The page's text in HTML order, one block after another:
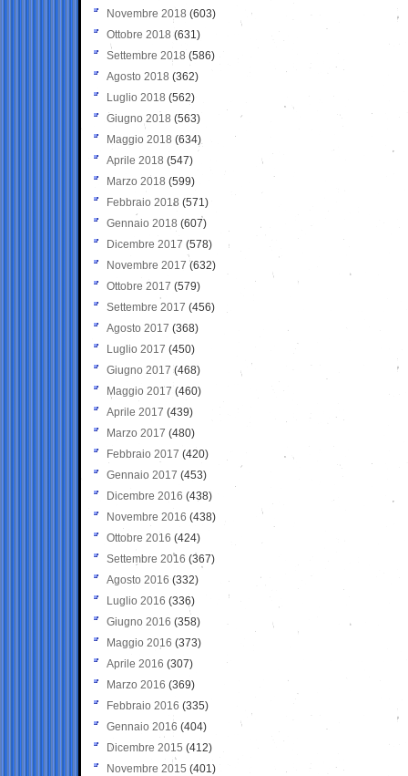
Novembre 2018 (603)
Ottobre 2018 (631)
Settembre 2018 (586)
Agosto 2018 (362)
Luglio 2018 (562)
Giugno 2018 (563)
Maggio 2018 (634)
Aprile 2018 (547)
Marzo 2018 (599)
Febbraio 2018 (571)
Gennaio 2018 (607)
Dicembre 2017 (578)
Novembre 2017 (632)
Ottobre 2017 (579)
Settembre 2017 (456)
Agosto 2017 (368)
Luglio 2017 (450)
Giugno 2017 (468)
Maggio 2017 (460)
Aprile 2017 (439)
Marzo 2017 (480)
Febbraio 2017 (420)
Gennaio 2017 (453)
Dicembre 2016 (438)
Novembre 2016 (438)
Ottobre 2016 (424)
Settembre 2016 (367)
Agosto 2016 (332)
Luglio 2016 (336)
Giugno 2016 (358)
Maggio 2016 (373)
Aprile 2016 (307)
Marzo 2016 (369)
Febbraio 2016 (335)
Gennaio 2016 (404)
Dicembre 2015 (412)
Novembre 2015 (401)